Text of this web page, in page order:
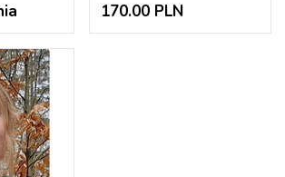
170.00 PLN